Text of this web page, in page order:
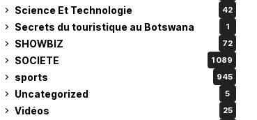
Science Et Technologie 42
Secrets du touristique au Botswana 1
SHOWBIZ 72
SOCIETE 1 089
sports 945
Uncategorized 5
Vidéos 25